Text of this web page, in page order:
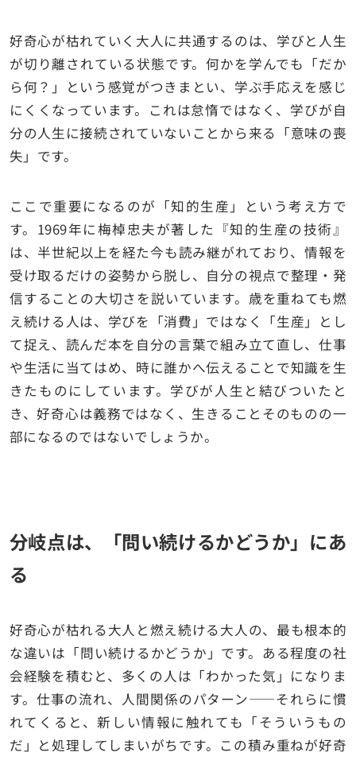
好奇心が枯れていく大人に共通するのは、学びと人生
が切り離されている状態です。何かを学んでも「だか
ら何？」という感覚がつきまとい、学ぶ手応えを感じ
にくくなっています。これは怠惰ではなく、学びが自
分の人生に接続されていないことから来る「意味の喪
失」です。
ここで重要になるのが「知的生産」という考え方で
す。1969年に梅棹忠夫が著した『知的生産の技術』
は、半世紀以上を経た今も読み継がれており、情報を
受け取るだけの姿勢から脱し、自分の視点で整理・発
信することの大切さを説いています。歳を重ねても燃
え続ける人は、学びを「消費」ではなく「生産」とし
て捉え、読んだ本を自分の言葉で組み立て直し、仕事
や生活に当てはめ、時に誰かへ伝えることで知識を生
きたものにしています。学びが人生と結びついたと
き、好奇心は義務ではなく、生きることそのものの一
部になるのではないでしょうか。
分岐点は、「問い続けるかどうか」にあ
る
好奇心が枯れる大人と燃え続ける大人の、最も根本的
な違いは「問い続けるかどうか」です。ある程度の社
会経験を積むと、多くの人は「わかった気」になりま
す。仕事の流れ、人間関係のパターン——それらに慣
れてくると、新しい情報に触れても「そういうもの
だ」と処理してしまいがちです。この積み重ねが好奇